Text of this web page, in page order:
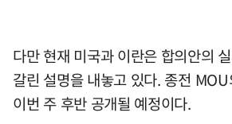
다만 현재 미국과 이란은 합의안의
갈린 설명을 내놓고 있다. 종전
이번 주 후반 공개될 예정이다.